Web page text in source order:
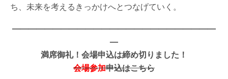
ち、未来を考えるきっかけへとつなげていく。
—————————————————————————
—
満席御礼！会場申込は締め切りました！
会場参加申込はこちら